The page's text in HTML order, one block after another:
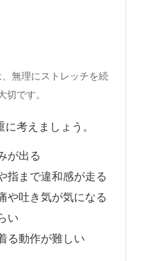
無理にストレッチを続
切です。
考えましょう。
が出る
指まで違和感が走る
や吐き気が気になる
い
る動作が難しい